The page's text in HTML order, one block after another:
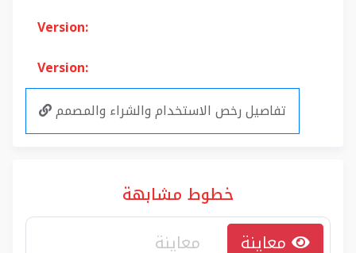
Version:
Version:
تفاصيل رخص الاستخدام والشراء والمصمم
خطوط مشابهة